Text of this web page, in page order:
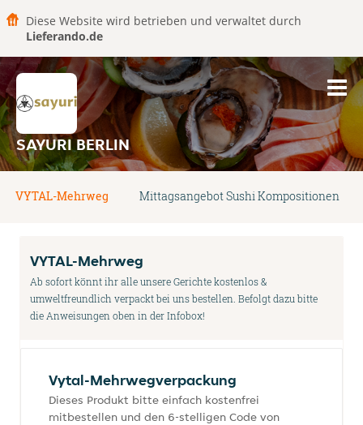
Diese Website wird betrieben und verwaltet durch
Lieferando.de
SAYURI BERLIN
VYTAL-Mehrweg Mittagsangebot Sushi Kompositionen
VYTAL-Mehrweg
Ab sofort könnt ihr alle unsere Gerichte kostenlos &
umweltfreundlich verpackt bei uns bestellen. Befolgt dazu bitte
die Anweisungen oben in der Infobox!
Vytal-Mehrwegverpackung
Dieses Produkt bitte einfach kostenfrei
mitbestellen und den 6-stelligen Code von